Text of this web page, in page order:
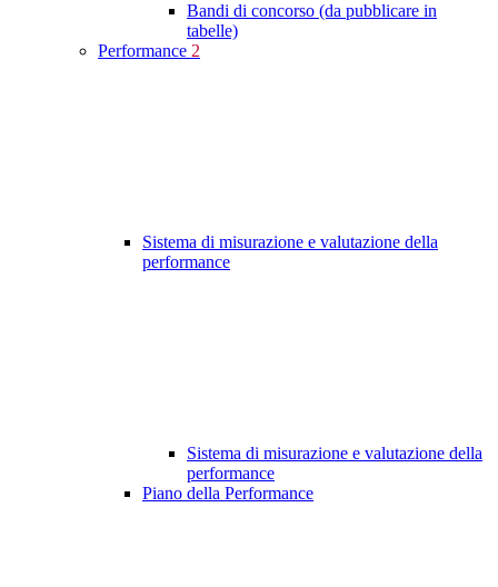
Bandi di concorso (da pubblicare in
tabelle)
Performance 2
Sistema di misurazione e valutazione della
performance
Sistema di misurazione e valutazione della
performance
Piano della Performance